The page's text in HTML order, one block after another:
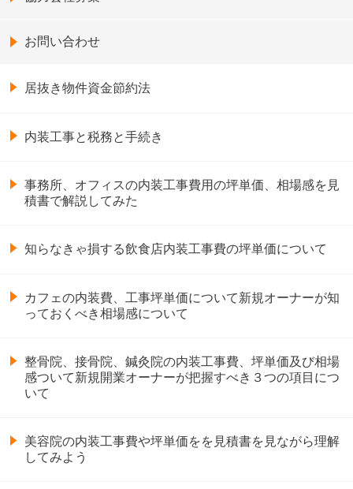
お問い合わせ
居抜き物件資金節約法
内装工事と税務と手続き
事務所、オフィスの内装工事費用の坪単価、相場感を見
積書で解説してみた
知らなきゃ損する飲食店内装工事費の坪単価について
カフェの内装費、工事坪単価について新規オーナーが知
っておくべき相場感について
整骨院、接骨院、鍼灸院の内装工事費、坪単価及び相場
感ついて新規開業オーナーが把握すべき３つの項目につ
いて
美容院の内装工事費や坪単価をを見積書を見ながら理解
してみよう